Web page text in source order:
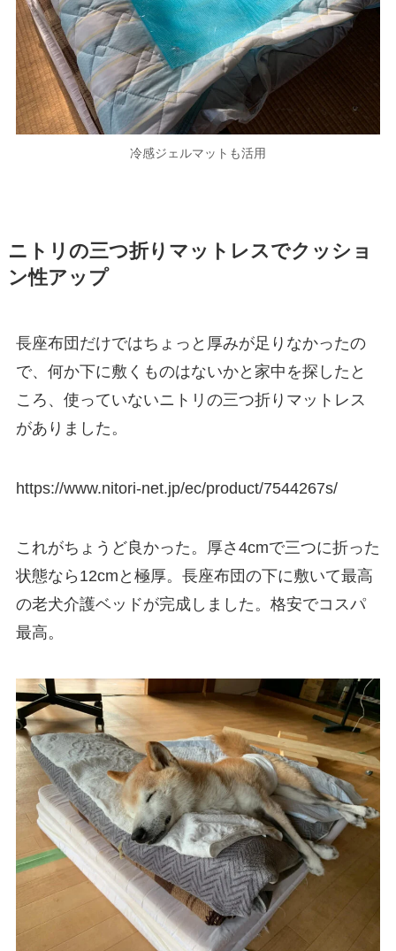
冷感ジェルマットも活用
ニトリの三つ折りマットレスでクッショ
ン性アップ
長座布団だけではちょっと厚みが足りなかったの
で、何か下に敷くものはないかと家中を探したと
ころ、使っていないニトリの三つ折りマットレス
がありました。
https://www.nitori-net.jp/ec/product/7544267s/
これがちょうど良かった。厚さ4cmで三つに折った
状態なら12cmと極厚。長座布団の下に敷いて最高
の老犬介護ベッドが完成しました。格安でコスパ
最高。